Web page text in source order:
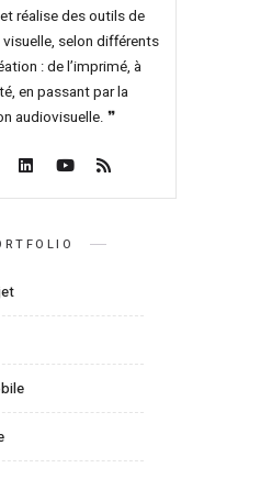
réalise des outils de
selon différents
: de l’imprimé, à
en passant par la
audiovisuelle. ❞